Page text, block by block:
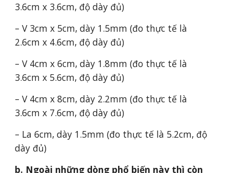
3.6cm x 3.6cm, độ dày đủ)
– V 3cm x 5cm, dày 1.5mm (đo thực tế là
2.6cm x 4.6cm, độ dày đủ)
– V 4cm x 6cm, dày 1.8mm (đo thực tế là
3.6cm x 5.6cm, độ dày đủ)
– V 4cm x 8cm, dày 2.2mm (đo thực tế là
3.6cm x 7.6cm, độ dày đủ)
– La 6cm, dày 1.5mm (đo thực tế là 5.2cm, độ
dày đủ)
b. Ngoài những dòng phổ biến này thì còn